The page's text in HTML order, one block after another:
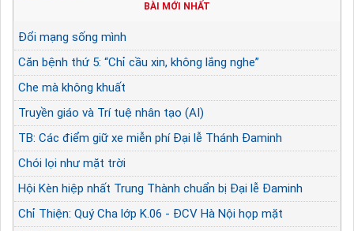
BÀI MỚI NHẤT
Đổi mạng sống mình
Căn bệnh thứ 5: “Chỉ cầu xin, không lắng nghe”
Che mà không khuất
Truyền giáo và Trí tuệ nhân tạo (AI)
TB: Các điểm giữ xe miễn phí Đại lễ Thánh Đaminh
Chói lọi như mặt trời
Hội Kèn hiệp nhất Trung Thành chuẩn bị Đại lễ Đaminh
Chỉ Thiện: Quý Cha lớp K.06 - ĐCV Hà Nội họp mặt